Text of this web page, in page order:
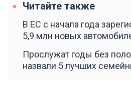
Читайте также
В ЕС с начала года
5,9 млн новых
Прослужат годы без
назвали 5 лучших